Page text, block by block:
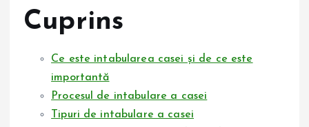
Cuprins
Ce este intabularea casei și de ce este
importantă
Procesul de intabulare a casei
Tipuri de intabulare a casei